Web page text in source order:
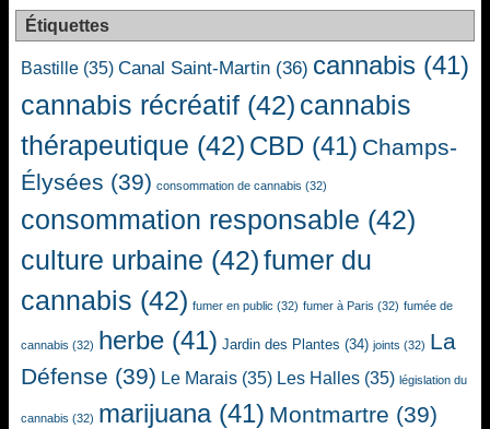
Étiquettes
Bastille (35) Canal Saint-Martin (36) cannabis (41)
cannabis récréatif (42) cannabis
thérapeutique (42) CBD (41) Champs-
Élysées (39) consommation de cannabis (32)
consommation responsable (42)
culture urbaine (42)fumer du
cannabis (42) fumer en public (32) fumer à Paris (32) fumée de
cannabis (32) herbe (41) Jardin des Plantes (34) joints (32) La
Défense (39) Le Marais (35) Les Halles (35) législation du
cannabis (32) marijuana(41) Montmartre (39)